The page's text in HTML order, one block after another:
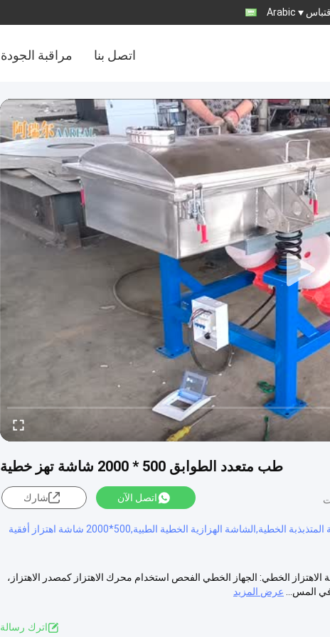
Arabic
مراقبة الجودة اتصل بنا
طب متعدد الطوابق 500 * 2000 شاشة تهز خطية
اتصل الآن شارك
عامة عن شاشة الاهتزاز الخطي: الجهاز الخطي الفحص استخدام محرك الاهتزاز كمصدر الاهتزاز،
المس...
عرض المزيد
اترك رسالة